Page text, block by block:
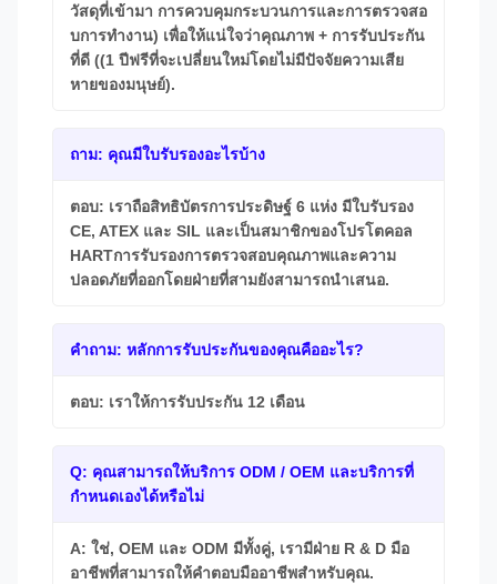
วัสดุที่เข้ามา การควบคุมกระบวนการและการตรวจสอ
บการทํางาน) เพื่อให้แน่ใจว่าคุณภาพ + การรับประกัน
ที่ดี ((1 ปีฟรีที่จะเปลี่ยนใหม่โดยไม่มีปัจจัยความเสีย
หายของมนุษย์).
ถาม: คุณมีใบรับรองอะไรบ้าง
ตอบ: เราถือสิทธิบัตรการประดิษฐ์ 6 แห่ง มีใบรับรอง
CE, ATEX และ SIL และเป็นสมาชิกของโปรโตคอล
HARTการรับรองการตรวจสอบคุณภาพและความ
ปลอดภัยที่ออกโดยฝ่ายที่สามยังสามารถนําเสนอ.
คําถาม: หลักการรับประกันของคุณคืออะไร?
ตอบ: เราให้การรับประกัน 12 เดือน
Q: คุณสามารถให้บริการ ODM / OEM และบริการที่
กําหนดเองได้หรือไม่
A: ใช่, OEM และ ODM มีทั้งคู่, เรามีฝ่าย R & D มือ
อาชีพที่สามารถให้คําตอบมืออาชีพสําหรับคุณ.